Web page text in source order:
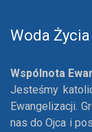
Woda Życia
Wspólnota
Jesteśmy
Ewangelizacji.
nas do Ojca i